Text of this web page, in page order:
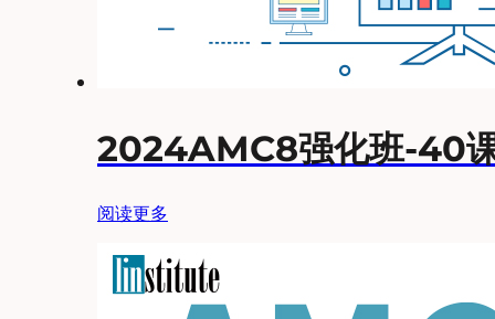
2024AMC8强化班-40
阅读更多